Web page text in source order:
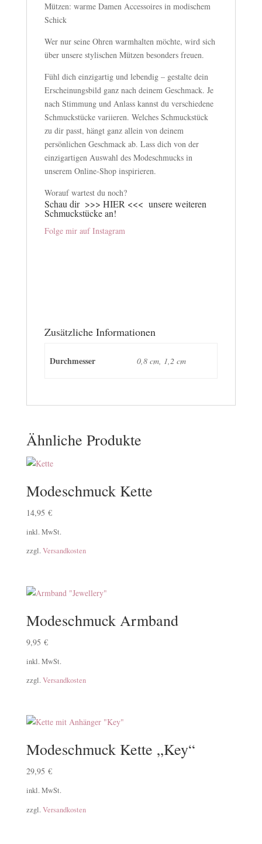
Mützen: warme Damen Accessoires in modischem
Schick
Wer nur seine Ohren warmhalten möchte, wird sich
über unsere stylischen Mützen besonders freuen.
Fühl dich einzigartig und lebendig – gestalte dein
Erscheinungsbild ganz nach deinem Geschmack. Je
nach Stimmung und Anlass kannst du verschiedene
Schmuckstücke variieren. Welches Schmuckstück
zu dir passt, hängt ganz allein von deinem
persönlichen Geschmack ab. Lass dich von der
einzigartigen Auswahl des Modeschmucks in
unserem Online-Shop inspirieren.
Worauf wartest du noch?
Schau dir >>> HIER <<< unsere weiteren
Schmuckstücke an!
Folge mir auf Instagram
Zusätzliche Informationen
Durchmesser 0,8 cm, 1,2 cm
Ähnliche Produkte
Modeschmuck Kette
14,95 €
inkl. MwSt.
zzgl. Versandkosten
Modeschmuck Armband
9,95 €
inkl. MwSt.
zzgl. Versandkosten
Modeschmuck Kette „Key“
29,95 €
inkl. MwSt.
zzgl. Versandkosten